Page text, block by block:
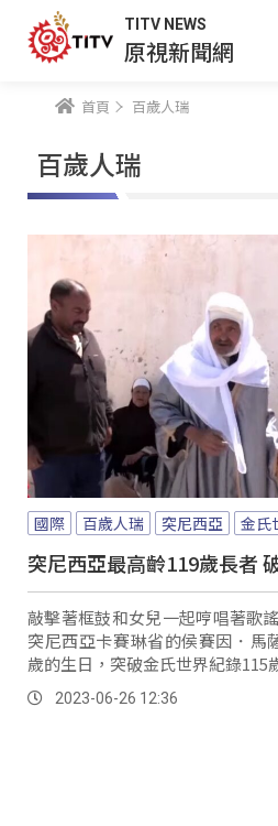
TITV NEWS
原視新聞網
首頁 百歲人瑞
百歲人瑞
國際 百歲人瑞 突尼西亞 金氏
突尼西亞最高齡119歲長者
敲擊著框鼓和女兒一起哼唱著歌
突尼西亞卡賽琳省的侯賽因．馬
歲的生日，突破金氏世界紀錄115
2023-06-26 12:36